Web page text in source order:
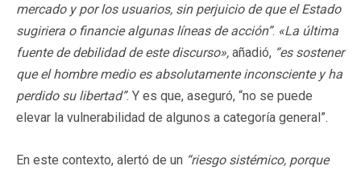
mercado y por los usuarios, sin perjuicio de que el Estado
sugiriera o financie algunas líneas de acción”. «La última
fuente de debilidad de este discurso», añadió, “es sostener
que el hombre medio es absolutamente inconsciente y ha
perdido su libertad”. Y es que, aseguró, “no se puede
elevar la vulnerabilidad de algunos a categoría general”.
En este contexto, alertó de un “riesgo sistémico, porque